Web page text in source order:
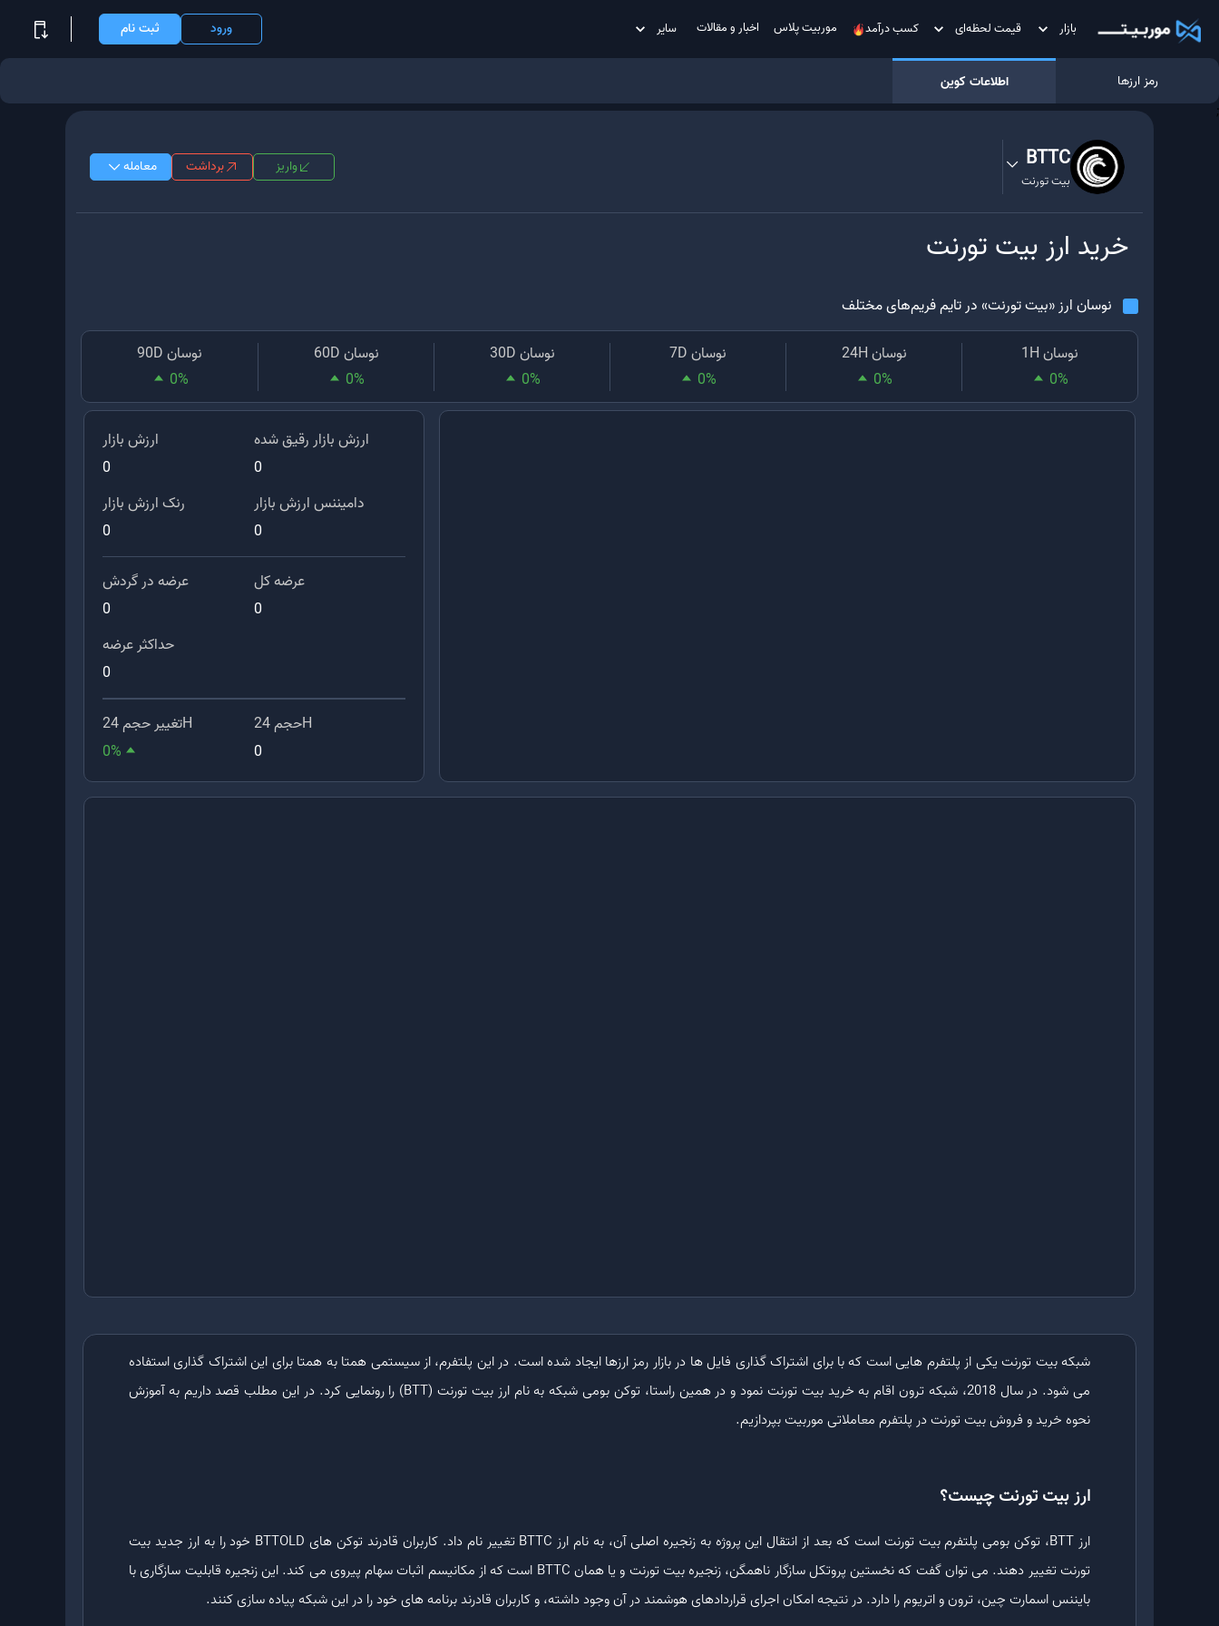
بازار قیمت لحظه‌ای کسب درآمد موربیت پلاس اخبار و مقالات سایر ورود ثبت نام
رمز ارزها
اطلاعات کوین
;
BTTC
بیت تورنت
واریز برداشت معامله
خرید ارزبیت تورنت
نوسان ارز «بیت تورنت» در تایم فریم‌های مختلف
نوسان 1H
0%
نوسان 24H
0%
نوسان 7D
0%
نوسان 30D
0%
نوسان 60D
0%
نوسان 90D
0%
ارزش بازار
0
ارزش بازار رقیق شده
0
رنک ارزش بازار
0
دامیننس ارزش بازار
0
عرضه در گردش
0
عرضه کل
0
حداکثر عرضه
0
تغییر حجم 24H
0%
حجم 24H
0
شبکه بیت تورنت یکی از پلتفرم هایی است که با برای اشتراک گذاری فایل ها در بازار رمز ارزها ایجاد شده است. در این پلتفرم، از سیستمی همتا به همتا برای این اشتراک گذاری استفاده
می شود. در سال 2018، شبکه ترون اقام به خرید بیت تورنت نمود و در همین راستا، توکن بومی شبکه به نام ارز بیت تورنت (BTT) را رونمایی کرد. در این مطلب قصد داریم به آموزش
نحوه خرید و فروش بیت تورنت در پلتفرم معاملاتی موربیت بپردازیم.
ارز بیت تورنت چیست؟
ارز BTT، توکن بومی پلتفرم بیت تورنت است که بعد از انتقال این پروژه به زنجیره اصلی آن، به نام ارز BTTC تغییر نام داد. کاربران قادرند توکن های BTTOLD خود را به ارز جدید بیت
تورنت تغییر دهند. می توان گفت که نخستین پروتکل سازگار ناهمگن، زنجیره بیت تورنت و یا همان BTTC است که از مکانیسم اثبات سهام پیروی می کند. این زنجیره قابلیت سازگاری با
بایننس اسمارت چین، ترون و اتریوم را دارد. در نتیجه امکان اجرای قراردادهای هوشمند در آن وجود داشته، و کاربران قادرند برنامه های خود را در این شبکه پیاده سازی کنند.